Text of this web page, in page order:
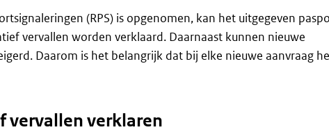
(RPS) is opgenomen, kan het uitgegeven
vervallen worden verklaard. Daarnaast kunnen nieuwe
Daarom is het belangrijk dat bij elke nieuwe aanvraag
vervallen verklaren